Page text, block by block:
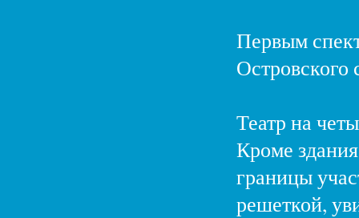
Первым
Театр на
Кроме
границы
решеткой,